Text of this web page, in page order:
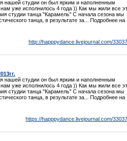
нашей студии он был ярким и наполненным
уже исполнилось 4 года )) Как мы жили все
студии танца "Карамель" С начала сезона мы
танца, в результате за... Подробнее на
http://happpydance.livejournal.com/
нашей студии он был ярким и наполненным
уже исполнилось 4 года )) Как мы жили все
студии танца "Карамель" С начала сезона мы
танца, в результате за... Подробнее на
https://happpydance.livejournal.com/